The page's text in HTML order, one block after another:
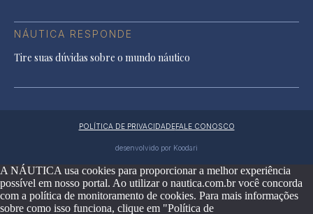
NÁUTICA RESPONDE
Tire suas dúvidas sobre o mundo náutico
POLÍTICA DE PRIVACIDADEFALE CONOSCO
desenvolvido por Koodari
A NÁUTICA usa cookies para proporcionar a melhor experiência
possível em nosso portal. Ao utilizar o nautica.com.br você concorda
com a política de monitoramento de cookies. Para mais informações
sobre como isso funciona, clique em "Política de